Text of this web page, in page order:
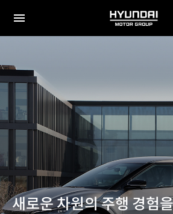
전체
HYUNDAI
MOTOR
새로운 차원의 주행 경험